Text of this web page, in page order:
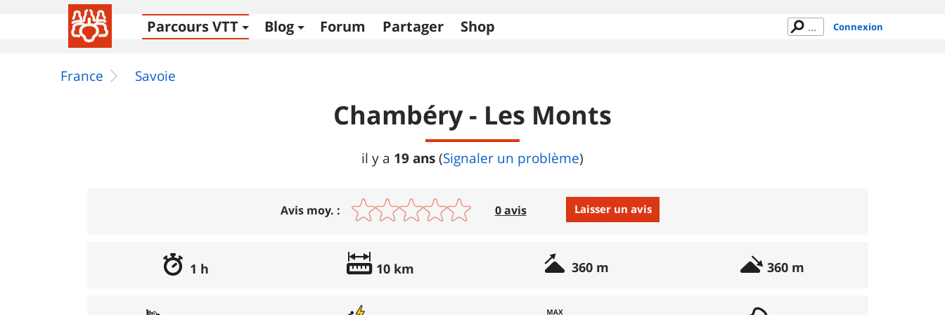
Parcours VTT Blog Forum Partager Shop Connexion
France Savoie
Chambéry - Les Monts
il y a 19 ans(Signaler un problème)
Avis moy. : 0 avis Laisser un avis
1 h 10 km 360 m 360 m